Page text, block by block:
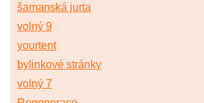
šamanská jurta
volný 9
yourtent
bylinkové stránky
volný 7